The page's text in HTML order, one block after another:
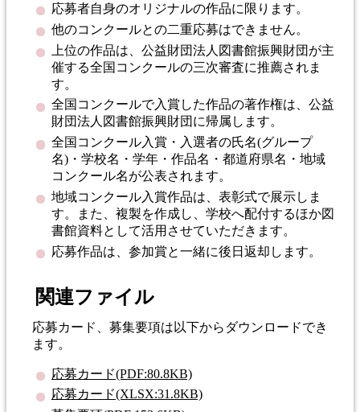
応募者自身のオリジナルの作品に限ります。
他のコンクールとの二重応募はできません。
上位の作品は、公益財団法人図書館振興財団が主
催する全国コンクールの三次審査に推薦されま
す。
全国コンクールで入賞した作品の著作権は、公益
財団法人図書館振興財団に帰属します。
全国コンクール入賞・入選者の氏名(グループ
名)・学校名・学年・作品名・都道府県名・地域
コンクール名が公表されます。
地域コンクール入賞作品は、表彰式で展示しま
す。また、複製を作成し、学校へ配付するほか図
書館資料として活用させていただきます。
応募作品は、参加賞と一緒に後日返却します。
関連ファイル
応募カード、募集要項は以下からダウンロードでき
ます。
応募カード(PDF:80.8KB)
応募カード(XLSX:31.8KB)